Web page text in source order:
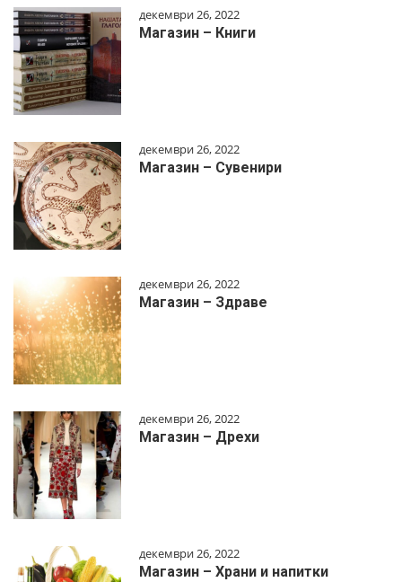
декември 26, 2022
Магазин – Книги
декември 26, 2022
Магазин – Сувенири
декември 26, 2022
Магазин – Здраве
декември 26, 2022
Магазин – Дрехи
декември 26, 2022
Магазин – Храни и напитки